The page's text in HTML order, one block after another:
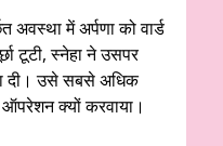
में अर्पणा को वार्ड
टूटी, स्नेहा ने उसपर
दी। उसे सबसे अधिक
क्यों करवाया।